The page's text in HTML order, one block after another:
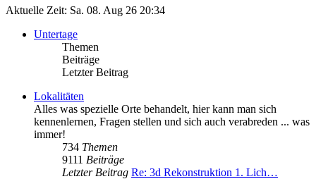
Aktuelle Zeit: Sa. 08. Aug 26 20:34
Untertage
Themen
Beiträge
Letzter Beitrag
Lokalitäten
Alles was spezielle Orte behandelt, hier kann man sich
kennenlernen, Fragen stellen und sich auch verabreden ... was
immer!
734 Themen
9111 Beiträge
Letzter Beitrag Re: 3d Rekonstruktion 1. Lich…